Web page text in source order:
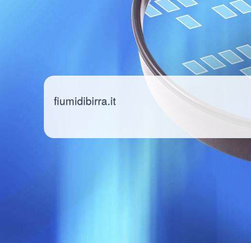
fiumidibirra.it